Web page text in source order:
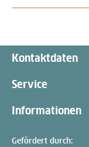
Kontaktdaten
Service
Informationen
Gefördert durch: